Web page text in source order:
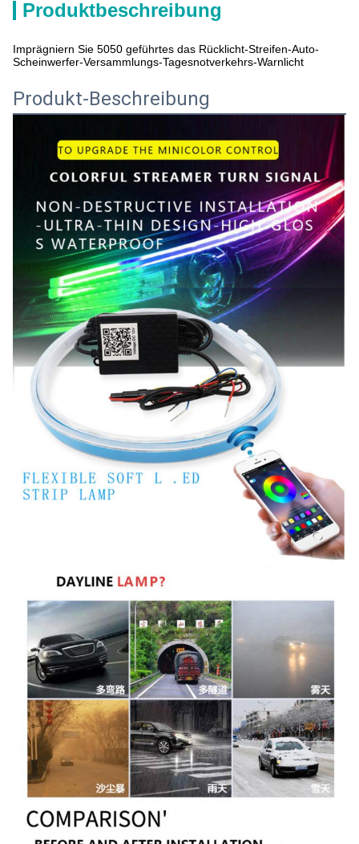
Produktbeschreibung
Imprägniern Sie 5050 geführtes das Rücklicht-Streifen-Auto-
Scheinwerfer-Versammlungs-Tagesnotverkehrs-Warnlicht
Produkt-Beschreibung